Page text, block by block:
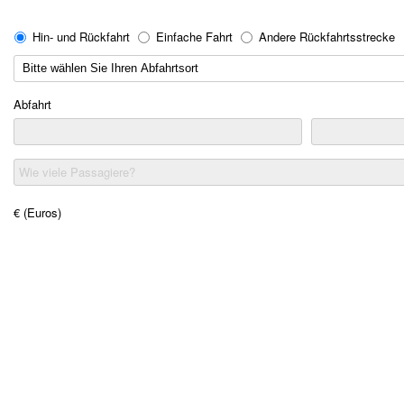
Hin- und Rückfahrt Einfache Fahrt Andere Rückfahrtsstrecke
Abfahrt
Wie viele Passagiere?
€ (Euros)